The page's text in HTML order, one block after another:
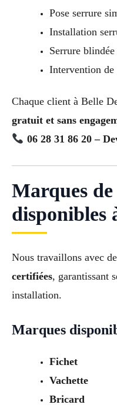
Pose serrure
Installation
Serrure
Intervention
Chaque client à Belle
gratuit et sans
06 28 31 86 20 –
Marques
disponibles
Nous travaillons avec
certifiées, garantissant
installation.
Marques
Fichet
Vachette
Bricard